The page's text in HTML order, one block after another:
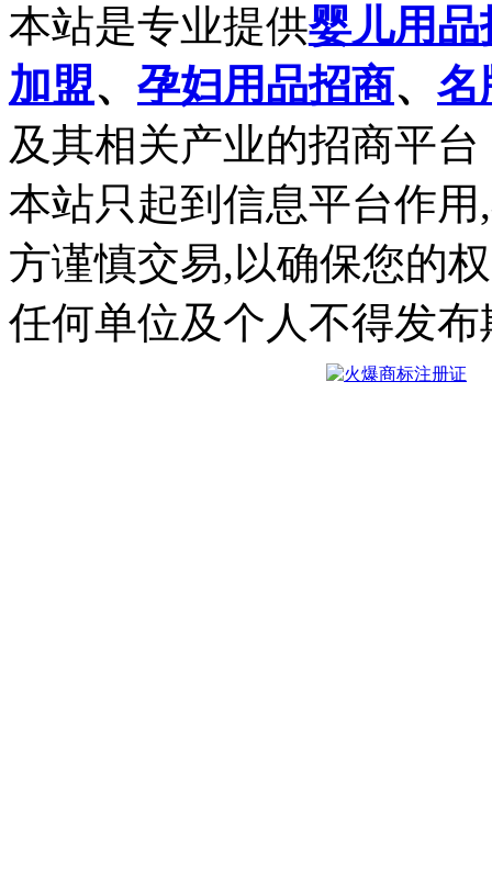
本站是专业提供婴儿用品
加盟、 孕妇用品招商、 名
及其相关产业的招商平台
本站只起到信息平台作
方谨慎交易,以确保您的
任何单位及个人不得发